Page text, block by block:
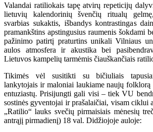
Valandai ratiliokais tapę atvirų repeticijų
lietuvių kalendorinių švenčių ritualų
svarbias sukaktis, išbandys kontrastingas
pramankštins apstingusius raumenis šokdami
pažinimo patirtį praturtins unikali Vilniaus
aulos atmosfera ir akustika bei
Lietuvos kampelių tarmėmis čiauškančiais
Tikimės vėl susitikti su bičiuliais
lankytojais ir maloniai laukiame naujų
entuziastų. Prisijungti gali visi – tiek VU
sostinės gyventojai ir prašalaičiai, visam ciklui
„Ratilio“ lauks svečių pirmaisiais mėnesių
antrąjį pirmadienį) 18 val. Didžiojoje auloje: